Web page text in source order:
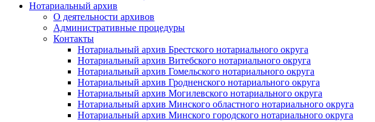
Нотариальный архив
О деятельности архивов
Административные процедуры
Контакты
Нотариальный архив Брестского нотариального округа
Нотариальный архив Витебского нотариального округа
Нотариальный архив Гомельского нотариального округа
Нотариальный архив Гродненского нотариального округа
Нотариальный архив Могилевского нотариального округа
Нотариальный архив Минского областного нотариального округа
Нотариальный архив Минского городского нотариального округа